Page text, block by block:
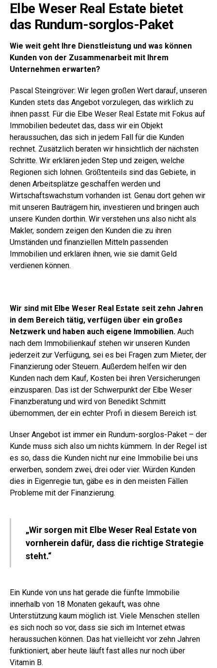
Elbe Weser Real Estate bietet
das Rundum-sorglos-Paket
Wie weit geht Ihre Dienstleistung und was können
Kunden von der Zusammenarbeit mit Ihrem
Unternehmen erwarten?
Pascal Steingröver: Wir legen großen Wert darauf, unseren
Kunden stets das Angebot vorzulegen, das wirklich zu
ihnen passt. Für die Elbe Weser Real Estate mit Fokus auf
Immobilien bedeutet das, dass wir ein Objekt
heraussuchen, das sich in jedem Fall für die Kunden
rechnet. Zusätzlich beraten wir hinsichtlich der nächsten
Schritte. Wir erklären jeden Step und zeigen, welche
Regionen sich lohnen. Größtenteils sind das Gebiete, in
denen Arbeitsplätze geschaffen werden und
Wirtschaftswachstum vorhanden ist. Genau dort gehen wir
mit unseren Bauträgern hin, investieren und bringen auch
unsere Kunden dorthin. Wir verstehen uns also nicht als
Makler, sondern zeigen den Kunden die zu ihren
Umständen und finanziellen Mitteln passenden
Immobilien und erklären ihnen, wie sie damit Geld
verdienen können.
Wir sind mit Elbe Weser Real Estate seit zehn Jahren
in dem Bereich tätig, verfügen über ein großes
Netzwerk und haben auch eigene Immobilien. Auch
nach dem Immobilienkauf stehen wir unseren Kunden
jederzeit zur Verfügung, sei es bei Fragen zum Mieter, der
Finanzierung oder Steuern. Außerdem helfen wir den
Kunden nach dem Kauf, Kosten bei ihren Versicherungen
einzusparen. Das ist der Schwerpunkt der Elbe Weser
Finanzberatung und wird von Benedikt Schmitt
übernommen, der ein echter Profi in diesem Bereich ist.
Unser Angebot ist immer ein Rundum-sorglos-Paket – der
Kunde muss sich also um nichts kümmern. In der Regel ist
es so, dass die Kunden nicht nur eine Immobilie bei uns
erwerben, sondern zwei, drei oder vier. Würden Kunden
dies in Eigenregie tun, gäbe es in den meisten Fällen
Probleme mit der Finanzierung.
„Wir sorgen mit Elbe Weser Real Estate von
vornherein dafür, dass die richtige Strategie
steht.“
Ein Kunde von uns hat gerade die fünfte Immobilie
innerhalb von 18 Monaten gekauft, was ohne
Unterstützung kaum möglich ist. Viele Menschen stellen
es sich noch so vor, dass sie sich im Internet etwas
heraussuchen können. Das hat vielleicht vor zehn Jahren
funktioniert, aber heute läuft fast alles nur noch über
Vitamin B.